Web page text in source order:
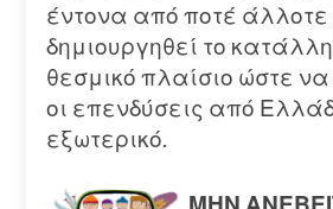
έντονα από ποτέ άλλοτε
δημιουργηθεί το
θεσμικό πλαίσιο ώστε να
οι επενδύσεις από
εξωτερικό.
ΜΗΝ